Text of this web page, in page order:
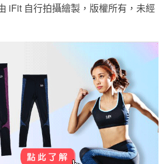
iFit 自行拍攝繪製，版權所有，未經